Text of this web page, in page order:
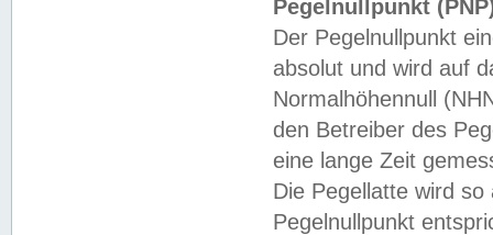
Pegelnullpunkt
Der Pegelnullpunkt
absolut und wird auf
Normalhöhennull
den Betreiber des
eine lange Zeit
Die Pegellatte wird
Pegelnullpunkt